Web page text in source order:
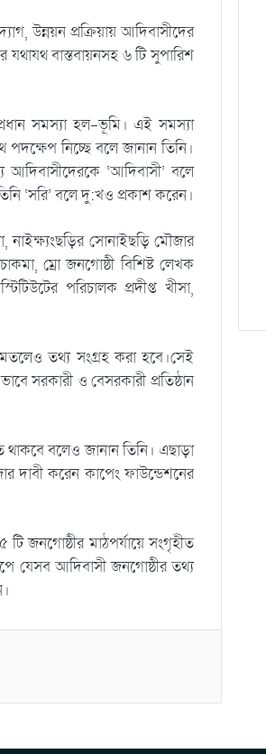
উন্নয়ন প্রক্রিয়ায় আদিবাসীদের
বাস্তবায়নসহ ৬ টি সুপারিশ
সমস্যা হল-ভূমি। এই সমস্যা
নিচ্ছে বলে জানান তিনি।
‘আদিবাসী’ বলে
‘সরি’ বলে দু:খও প্রকাশ করেন।
নাইক্ষ্যংছড়ির সোনাইছড়ি মৌজার
ম্রো জনগোষ্ঠী বিশিষ্ট লেখক
পরিচালক প্রদীপ্ত খীসা,
তথ্য সংগ্রহ করা হবে।সেই
সরকারী ও বেসরকারী প্রতিষ্ঠান
বলেও জানান তিনি। এছাড়া
দাবী করেন কাপেং ফাউন্ডেশনের
জনগোষ্ঠীর মাঠপর্যায়ে সংগৃহীত
যেসব আদিবাসী জনগোষ্ঠীর তথ্য